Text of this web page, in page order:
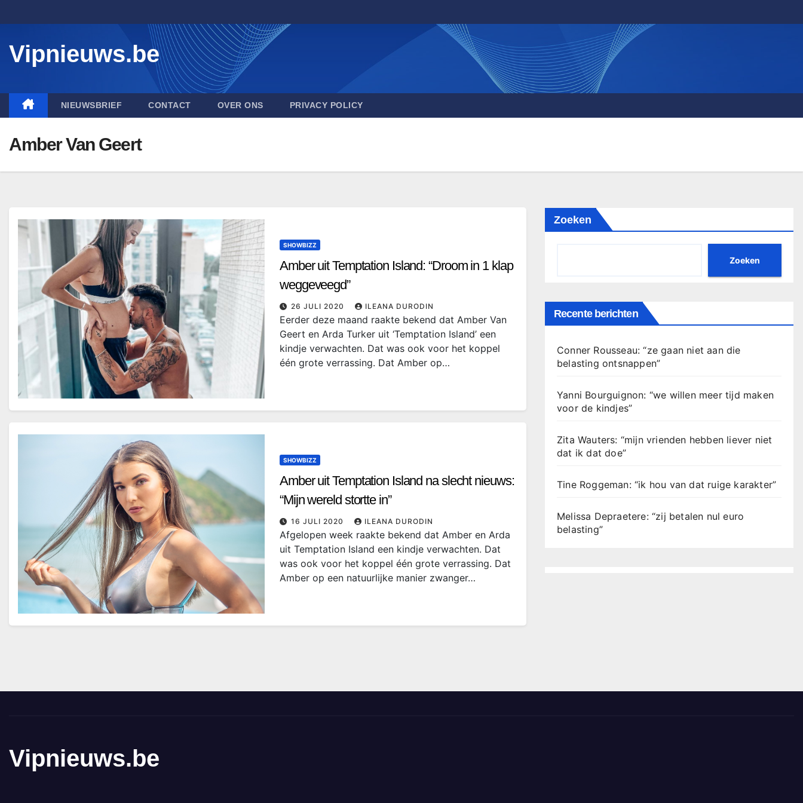
to
Vipnieuws.be
NIEUWSBRIEF CONTACT OVER ONS PRIVACY POLICY
Amber Van Geert
SHOWBIZZ
Amber uit Temptation Island: “Droom in 1 klap
weggeveegd”
26 JULI 2020 ILEANA DURODIN
Eerder deze maand raakte bekend dat Amber Van
Geert en Arda Turker uit ‘Temptation Island’ een
kindje verwachten. Dat was ook voor het koppel
één grote verrassing. Dat Amber op…
SHOWBIZZ
Amber uit Temptation Island na slecht nieuws:
“Mijn wereld stortte in”
16 JULI 2020 ILEANA DURODIN
Afgelopen week raakte bekend dat Amber en Arda
uit Temptation Island een kindje verwachten. Dat
was ook voor het koppel één grote verrassing. Dat
Amber op een natuurlijke manier zwanger…
Zoeken
Zoeken
Recente berichten
Conner Rousseau: “ze gaan niet aan die
belasting ontsnappen”
Yanni Bourguignon: “we willen meer tijd maken
voor de kindjes”
Zita Wauters: “mijn vrienden hebben liever niet
dat ik dat doe”
Tine Roggeman: “ik hou van dat ruige karakter”
Melissa Depraetere: “zij betalen nul euro
belasting”
Vipnieuws.be